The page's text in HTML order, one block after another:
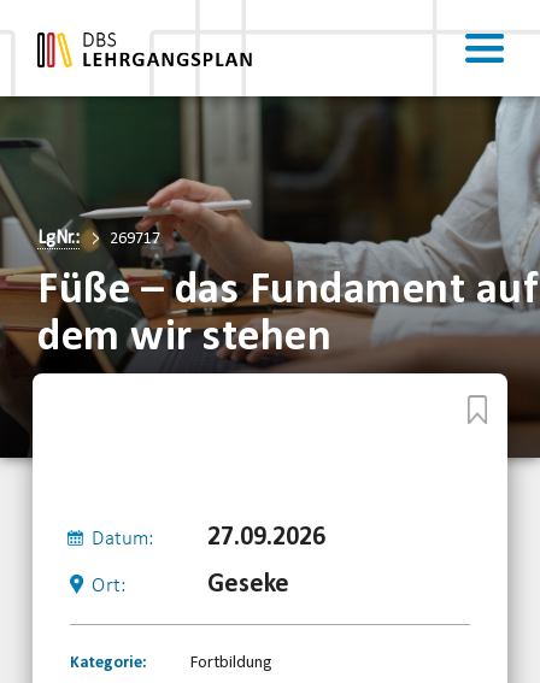
LgNr.: 269717
Füße – das Fundament auf
dem wir stehen
Datum: 27.09.2026
Ort: Geseke
Kategorie:
Fortbildung